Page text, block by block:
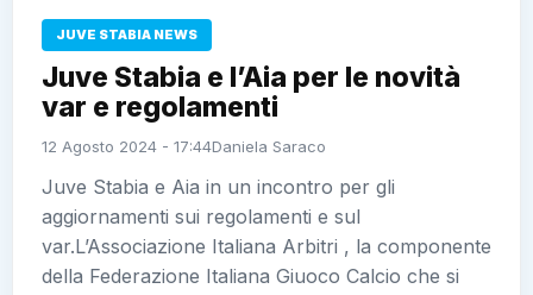
JUVE STABIA NEWS
Juve Stabia e l’Aia per le novità
var e regolamenti
12 Agosto 2024 - 17:44Daniela Saraco
Juve Stabia e Aia in un incontro per gli
aggiornamenti sui regolamenti e sul
var.L’Associazione Italiana Arbitri , la componente
della Federazione Italiana Giuoco Calcio che si